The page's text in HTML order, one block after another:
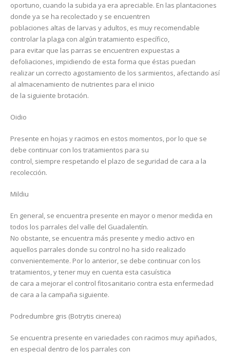
oportuno, cuando la subida ya era apreciable. En las plantaciones
donde ya se ha recolectado y se encuentren
poblaciones altas de larvas y adultos, es muy recomendable
controlar la plaga con algún tratamiento específico,
para evitar que las parras se encuentren expuestas a
defoliaciones, impidiendo de esta forma que éstas puedan
realizar un correcto agostamiento de los sarmientos, afectando así
al almacenamiento de nutrientes para el inicio
de la siguiente brotación.
Oidio
Presente en hojas y racimos en estos momentos, por lo que se
debe continuar con los tratamientos para su
control, siempre respetando el plazo de seguridad de cara a la
recolección.
Mildiu
En general, se encuentra presente en mayor o menor medida en
todos los parrales del valle del Guadalentín.
No obstante, se encuentra más presente y medio activo en
aquellos parrales donde su control no ha sido realizado
convenientemente. Por lo anterior, se debe continuar con los
tratamientos, y tener muy en cuenta esta casuística
de cara a mejorar el control fitosanitario contra esta enfermedad
de cara a la campaña siguiente.
Podredumbre gris (Botrytis cinerea)
Se encuentra presente en variedades con racimos muy apiñados,
en especial dentro de los parrales con